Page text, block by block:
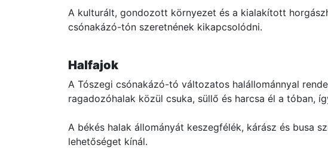
A kulturált, gondozott környezet és a kialakított
csónakázó-tón szeretnének kikapcsolódni.
Halfajok
A Tószegi csónakázó-tó változatos halállománnyal
ragadozóhalak közül csuka, süllő és harcsa él a tóban,
A békés halak állományát keszegfélék, kárász és busa
lehetőséget kínál.